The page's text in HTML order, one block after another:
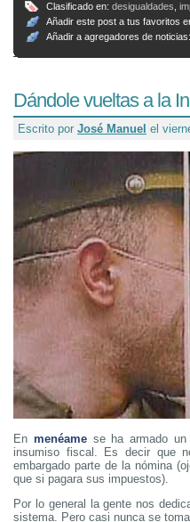
Clasificado en: desigualdades
Añadir este post a tus favoritos
Añadir a agregadores de noticias:
Dándole vueltas a la
Escrito por José Manuel el
En menéamese ha armado un
insumiso fiscal. Es decir que
embargado parte de la nómina
que si pagara sus impuestos).
Por lo general la gente nos
sistema. Pero casi nunca se